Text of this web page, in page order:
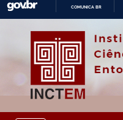
COMUNICA BR